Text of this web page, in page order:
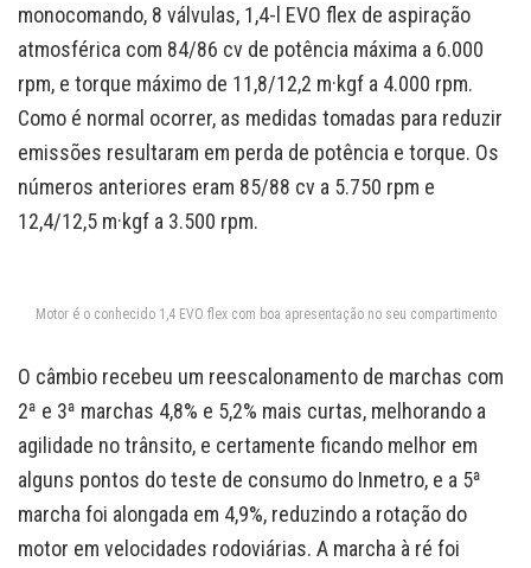
monocomando, 8 válvulas, 1,4-l EVO flex de aspiração
atmosférica com 84/86 cv de potência máxima a 6.000
rpm, e torque máximo de 11,8/12,2 m·kgf a 4.000 rpm.
Como é normal ocorrer, as medidas tomadas para reduzir
emissões resultaram em perda de potência e torque. Os
números anteriores eram 85/88 cv a 5.750 rpm e
12,4/12,5 m·kgf a 3.500 rpm.
Motor é o conhecido 1,4 EVO flex com boa apresentação no seu compartimento
O câmbio recebeu um reescalonamento de marchas com
2ª e 3ª marchas 4,8% e 5,2% mais curtas, melhorando a
agilidade no trânsito, e certamente ficando melhor em
alguns pontos do teste de consumo do Inmetro, e a 5ª
marcha foi alongada em 4,9%, reduzindo a rotação do
motor em velocidades rodoviárias. A marcha à ré foi